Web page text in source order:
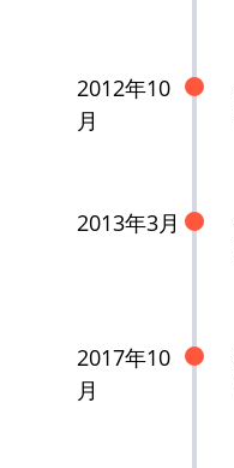
2012年10
月
2013年3月
2017年10
月